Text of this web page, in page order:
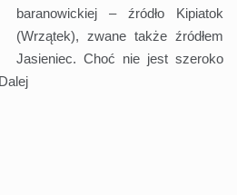
baranowickiej – źródło Kipiatok
(Wrzątek), zwane także źródłem
Jasieniec. Choć nie jest szeroko
Dalej